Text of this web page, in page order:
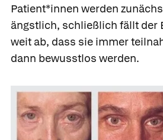
Patient*innen werden
ängstlich, schließlich fällt der
weit ab, dass sie immer
dann bewusstlos werden.